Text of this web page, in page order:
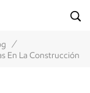
/
En La Construcción